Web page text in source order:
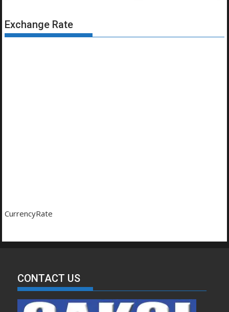
Exchange Rate
CurrencyRate
CONTACT US